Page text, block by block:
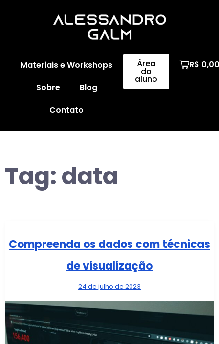
Materiais e Workshops
Sobre
Blog
Contato
Área
do
aluno
R$ 0,00
Tag:data
Compreenda os dados com técnicas
de visualização
24 de julho de 2023